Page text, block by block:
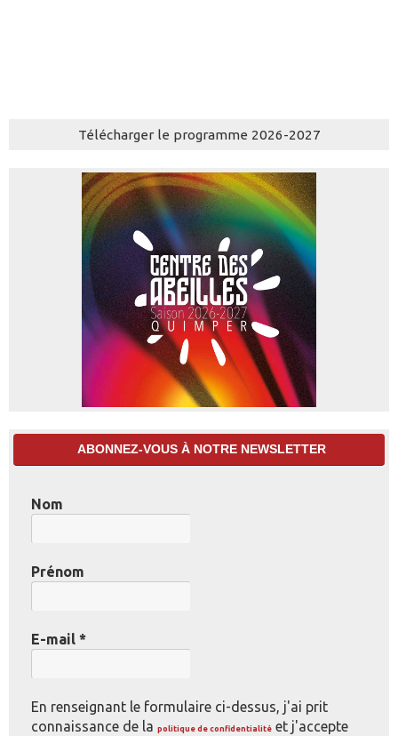
Télécharger le programme 2026-2027
ABONNEZ-VOUS À NOTRE NEWSLETTER
Nom
Prénom
E-mail *
En renseignant le formulaire ci-dessus, j'ai prit
connaissance de la politique de confidentialité et j'accepte